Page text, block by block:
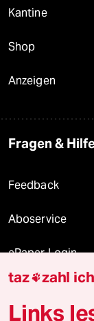
Kantine
Shop
Anzeigen
Fragen &
Feedback
Aboservice
ePaper Login
Downloads für
taz zahl ich
Links